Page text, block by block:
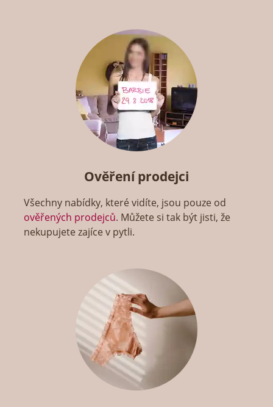
Ověření prodejci
Všechny nabídky, které vidíte, jsou pouze od
ověřených prodejců. Můžete si tak být jisti, že
nekupujete zajíce v pytli.